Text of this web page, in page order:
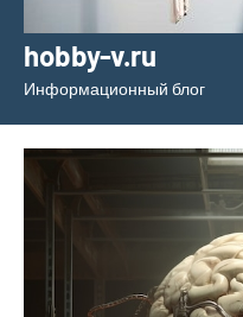
hobby-v.ru
Информационный блог